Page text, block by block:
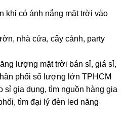
khi có ánh nắng mặt trời vào
nhà cửa, cây cảnh, party
lượng mặt trời bán sỉ, giá sỉ,
phối số lượng lớn TPHCM
sỉ gia dụng, tìm nguồn hàng gia
tìm đại lý đèn led năng